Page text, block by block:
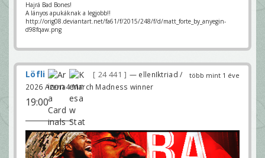
Hajrá Bad Bones!
A lányos apukáknak a legjobb!!
http://orig08.deviantart.net/fa61/f/2015/248/f/d/matt_forte_by_anyegin-
d98fqaw.png
több mint 1 éve
Löfli 24 441
— ellenIktriad /
2026 Arena4 March Madness winner
19:00